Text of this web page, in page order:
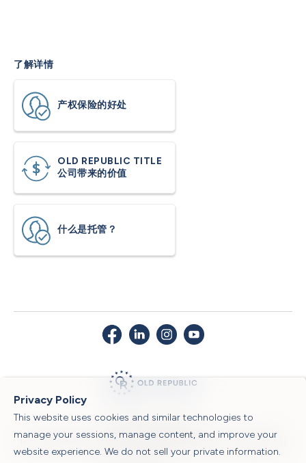
Privacy Policy
This website uses cookies and similar technologies to
manage your sessions, manage content, and improve your
website experience. We do not sell your private information.
了解详情
产权保险的好处
OLD REPUBLIC TITLE
公司带来的价值
什么是托管？
Privacy Policy
Sitemap | Legal Notices